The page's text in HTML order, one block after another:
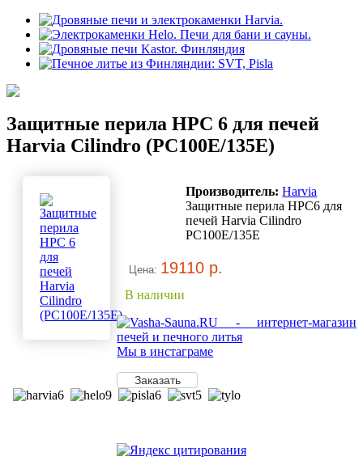
Защитные перила HPC 6 для печей
Harvia Cilindro (PC100E/135E)
Производитель:Harvia
Защитные перила HPC6 для
печей Harvia Cilindro
PC100E/135E
Цена: 19110 р.
В наличии
Мы в инстаграме